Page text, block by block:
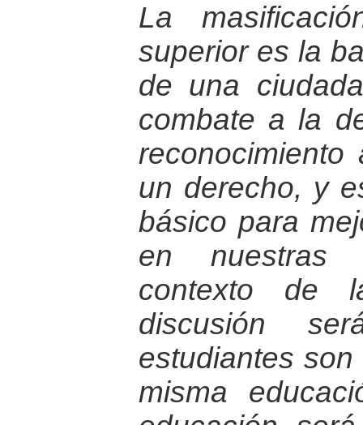
La
superior es la
de una
combate a la
un derecho, y
básico para
en nuestras
contexto de
discusión
estudiantes
misma